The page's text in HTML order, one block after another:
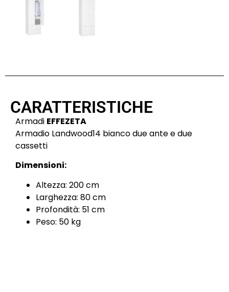
CARATTERISTICHE
Armadi EFFEZETA
Armadio Landwood14 bianco due ante e due
cassetti
Dimensioni:
Altezza: 200 cm
Larghezza: 80 cm
Profondità: 51 cm
Peso: 50 kg